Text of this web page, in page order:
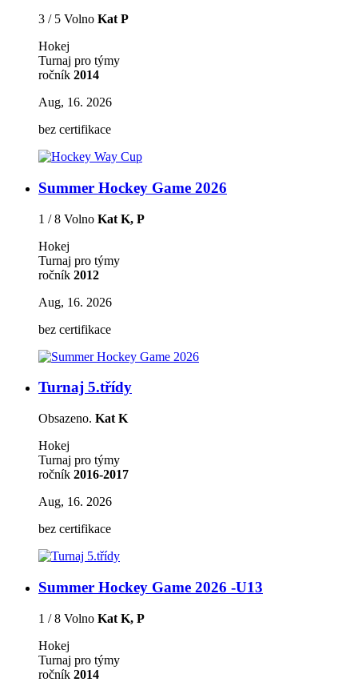
3 / 5 Volno Kat P
Hokej
Turnaj pro týmy
ročník 2014
Aug, 16. 2026
bez certifikace
Summer Hockey Game 2026
1 / 8 Volno Kat K, P
Hokej
Turnaj pro týmy
ročník 2012
Aug, 16. 2026
bez certifikace
Turnaj 5.třídy
Obsazeno. Kat K
Hokej
Turnaj pro týmy
ročník 2016-2017
Aug, 16. 2026
bez certifikace
Summer Hockey Game 2026 -U13
1 / 8 Volno Kat K, P
Hokej
Turnaj pro týmy
ročník 2014